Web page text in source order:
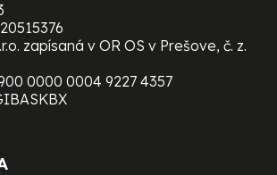
zapísaná v OR OS v Prešove, č. z.
0000 0004 9227 4357